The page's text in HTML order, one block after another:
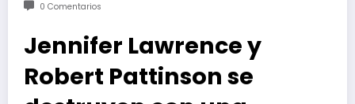
0 Comentarios
Jennifer Lawrence y
Robert Pattinson se